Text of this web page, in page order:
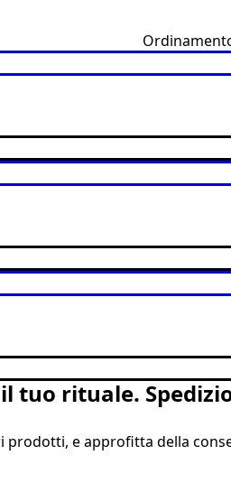
tuo rituale.
prodotti, e approfitta della